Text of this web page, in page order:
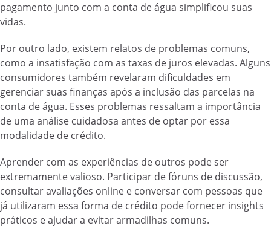
pagamento junto com a conta de água simplificou suas
vidas.
Por outro lado, existem relatos de problemas comuns,
como a insatisfação com as taxas de juros elevadas. Alguns
consumidores também revelaram dificuldades em
gerenciar suas finanças após a inclusão das parcelas na
conta de água. Esses problemas ressaltam a importância
de uma análise cuidadosa antes de optar por essa
modalidade de crédito.
Aprender com as experiências de outros pode ser
extremamente valioso. Participar de fóruns de discussão,
consultar avaliações online e conversar com pessoas que
já utilizaram essa forma de crédito pode fornecer insights
práticos e ajudar a evitar armadilhas comuns.